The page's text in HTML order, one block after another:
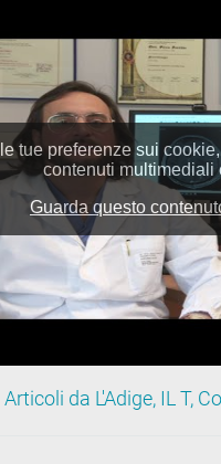
Articoli da L'Adige, IL T,